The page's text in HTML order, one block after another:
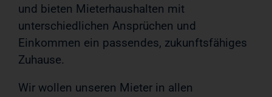
und bieten Mieterhaushalten mit
unterschiedlichen Ansprüchen und
Einkommen ein passendes, zukunftsfähiges
Zuhause.
Wir wollen unseren Mieter in allen